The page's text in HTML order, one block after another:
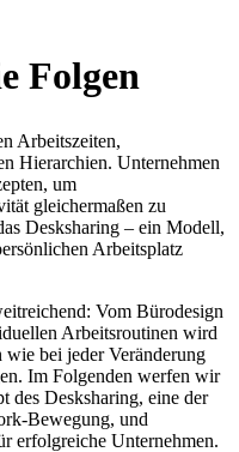
Folgen
Arbeitszeiten,
Hierarchien. Unternehmen
um
gleichermaßen zu
Desksharing – ein Modell,
Arbeitsplatz
Vom Bürodesign
Arbeitsroutinen wird
bei jeder Veränderung
Im Folgenden werfen wir
des Desksharing, eine der
Bewegung, und
erfolgreiche Unternehmen.